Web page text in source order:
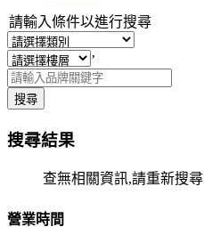
請輸入條件以進行搜尋
’
搜尋
搜尋結果
查無相關資訊,請重新搜尋
營業時間